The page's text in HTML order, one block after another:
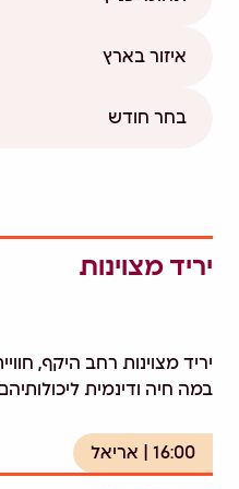
יריד מצוינות
יריד מצוינות רחב היקף,
במה חיה ודינמית
16:00 אריאל